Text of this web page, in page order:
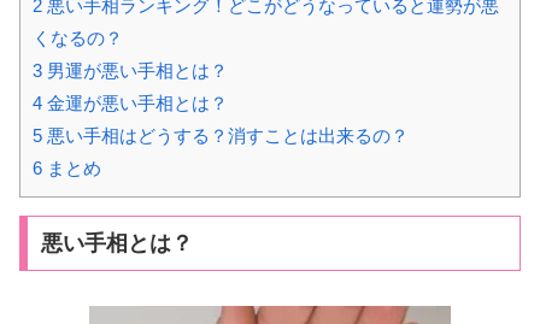
2 悪い手相ランキング！どこがどうなっていると運勢が悪
くなるの？
3 男運が悪い手相とは？
4 金運が悪い手相とは？
5 悪い手相はどうする？消すことは出来るの？
6 まとめ
悪い手相とは？